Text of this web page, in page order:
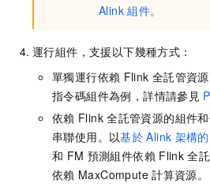
Alink 組件。
運行組件，支援以下幾種方式：
單獨運行依賴 Flink 全託管資
指令碼組件為例，詳情請參見
依賴 Flink 全託管資源的組件
串聯使用。以基於 Alink 架構的
和 FM 預測組件依賴 Flink 全
依賴 MaxCompute 計算資源。